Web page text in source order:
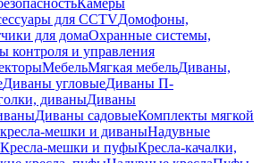
Камеры
для CCTVДомофоны,
для домаОхранные системы,
контроля и управления
МебельМягкая мебельДиваны,
Диваны угловыеДиваны П-
диваныДиваны
Диваны садовыеКомплекты мягкой
мешки и диваныНадувные
Кресла-мешки и пуфыКресла-качалки,